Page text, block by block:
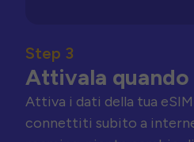
Step 3
Attivala
Attiva i dati della tua
connettiti subito a